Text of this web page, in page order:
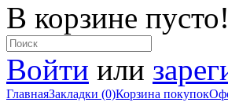
В корзине пусто!
Войти или
ГлавнаяЗакладки (0)Корзина покупок